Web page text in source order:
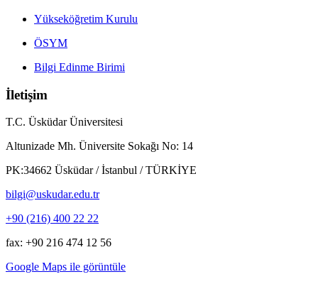
Yükseköğretim Kurulu
ÖSYM
Bilgi Edinme Birimi
İletişim
T.C. Üsküdar Üniversitesi
Altunizade Mh. Üniversite Sokağı No: 14
PK:34662 Üsküdar / İstanbul / TÜRKİYE
bilgi@uskudar.edu.tr
+90 (216) 400 22 22
fax: +90 216 474 12 56
Google Maps ile görüntüle